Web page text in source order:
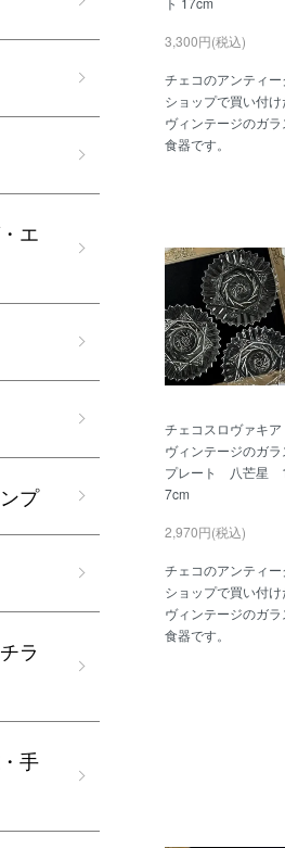
3,300円(税込)
チェコのアンティー
ショップで買い付け
ヴィンテージのガラ
食器です。
チェコスロヴァキア
ヴィンテージのガラ
プレート 八芒星
7cm
2,970円(税込)
チェコのアンティー
ショップで買い付け
ヴィンテージのガラ
食器です。
エ
プ
ラ
手